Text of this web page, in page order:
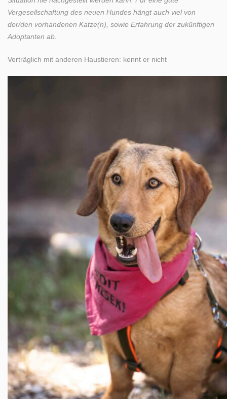
Vergesellschaftung des neuen Hundes hängt auch viel von
der/den vorhandenen Katze(n), sowie Erfahrung der zukünftigen
Adoptanten ab.
Verträglich mit anderen Haustieren: kennt er nicht